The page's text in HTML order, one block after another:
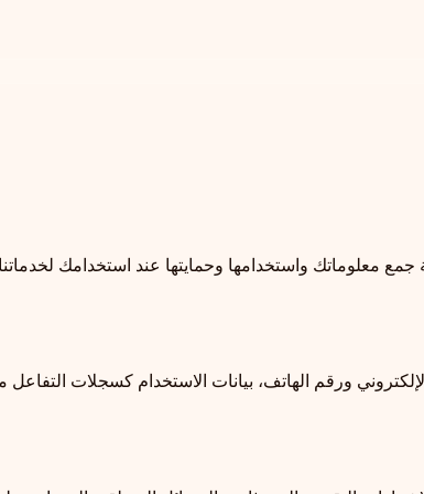
معلوماتك واستخدامها وحمايتها عند استخدامك
ورقم الهاتف، بيانات الاستخدام كسجلات